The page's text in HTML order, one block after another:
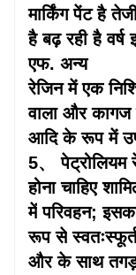
मार्किंग पेंट है
हैबढ़ रही है वर्ष
एफ. अन्य
रेजिन में एक
वाला और कागज
आदि के रूप में
5、
होना चाहिए
में परिवहन;
रूप से
और के साथ